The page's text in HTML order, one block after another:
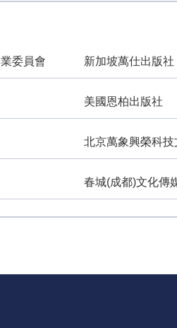
委員會 新加坡萬仕出版社
美國恩柏出版社
北京萬象興榮科技
春城(成都)文化傳